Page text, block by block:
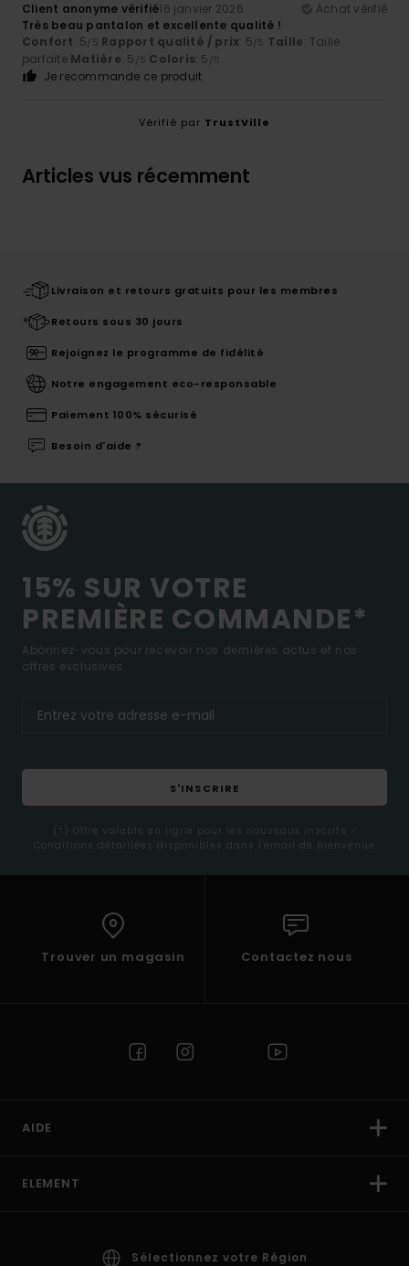
Client anonyme vérifié16 janvier 2026
Achat vérifié
Très beau pantalon et excellente qualité !
Confort: 5/5 Rapport qualité / prix: 5/5 Taille: Taille
parfaite Matière: 5 /5 Coloris: 5 /5
Je recommande ce produit
Vérifié par TrustVille
Articles vus récemment
Livraison et retours gratuits pour les membres
Retours sous 30 jours
Rejoignez le programme de fidélité
Notre engagement eco-responsable
Paiement 100% sécurisé
Besoin d'aide ?
15% SUR VOTRE
PREMIÈRE COMMANDE*
Abonnez-vous pour recevoir nos dernières actus et nos
offres exclusives.
S'INSCRIRE
(*) Offre valable en ligne pour les nouveaux inscrits -
Conditions détaillées disponibles dans l'email de bienvenue
Trouver un magasin Contactez nous
AIDE
ELEMENT
Sélectionnez votre Région